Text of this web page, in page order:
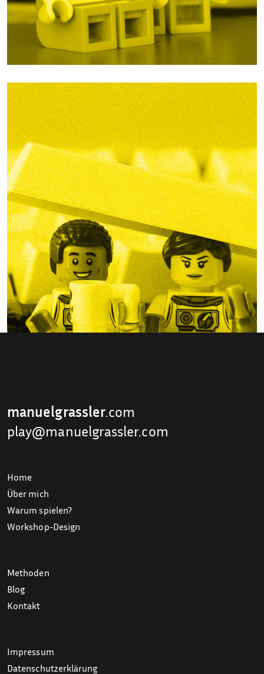
manuelgrassler.com
play@manuelgrassler.com
Home
Über mich
Warum spielen?
Workshop-Design
Methoden
Blog
Kontakt
Impressum
Datenschutzerklärung